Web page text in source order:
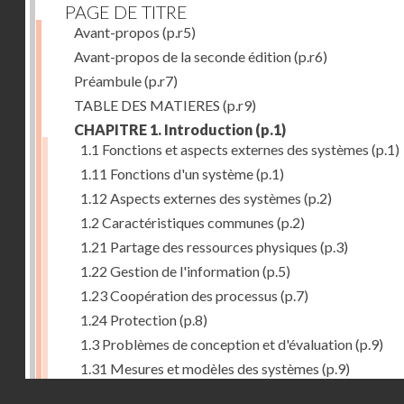
PAGE DE TITRE
Avant-propos (p.r5)
Avant-propos de la seconde édition(p.r6)
Préambule(p.r7)
TABLE DES MATIERES (p.r9)
CHAPITRE 1. Introduction (p.1)
1.1 Fonctions et aspects externes des systèmes (p.1)
1.11 Fonctions d'un système(p.1)
1.12 Aspects externes des systèmes (p.2)
1.2 Caractéristiques communes (p.2)
1.21 Partage des ressources physiques (p.3)
1.22 Gestion de l'information(p.5)
1.23 Coopération des processus (p.7)
1.24 Protection(p.8)
1.3 Problèmes de conception et d'évaluation(p.9)
1.31 Mesures et modèles des systèmes (p.9)